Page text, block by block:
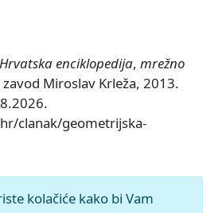
Hrvatska enciklopedija, mrežno
Miroslav Krleža, 2013.
clanak/geometrijska-
kolačiće kako bi Vam